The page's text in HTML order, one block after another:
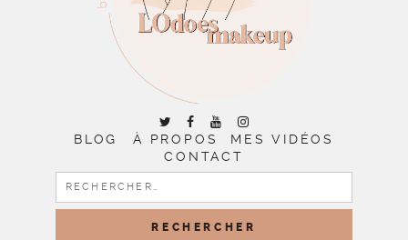
BLOG À PROPOS
MES VIDÉOS
CONTACT
RECHERCHER :